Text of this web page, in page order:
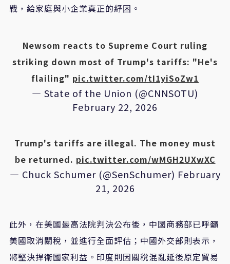
戰，給家庭與小企業真正的紓困。
Newsom reacts to Supreme Court ruling
striking down most of Trump's tariffs: "He's
flailing" pic.twitter.com/tI1yiSoZw1
— State of the Union (@CNNSOTU)
February 22, 2026
Trump's tariffs are illegal. The money must
be returned. pic.twitter.com/wMGH2UXwXC
— Chuck Schumer (@SenSchumer) February
21, 2026
此外，在美國最高法院判決公布後，中國商務部已呼籲
美國取消關稅，並進行全面評估；中國外交部則表示，
將堅決捍衛國家利益。印度則因關稅混亂延後原定貿易